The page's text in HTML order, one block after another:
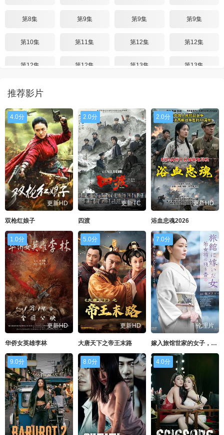
第8集 第9集 第9集 第9集
第10集 第11集 第12集 第12集
第12集 第12集 第13集 第13集
第14集
第15集 第15集 第16集 第17集
第17集 第17集 第17集 第17集
第17集 第18集 第19集 第20集
推荐影片
4.0分
更新HD
双枪红娘子
2.0分
更新TC
四渡
2.0分
更新HD
浴血忠魂2026
1.0分
更新HD
华侨女英雄李林
5.0分
更新HD
大唐天下之帝王末路
7.0分
伦理片
嫁入旅馆世家的女子，年轻女掌柜的余香
9.0分 8.0分 4.0分